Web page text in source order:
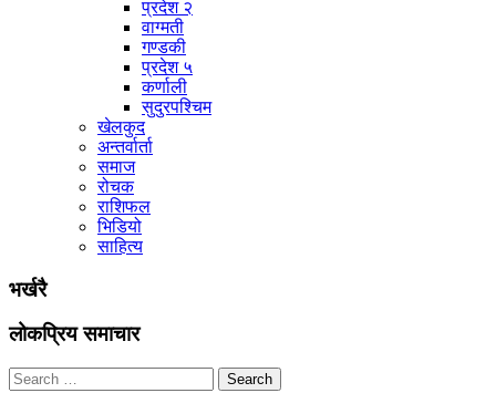
प्रदेश २
वाग्मती
गण्डकी
प्रदेश ५
कर्णाली
सुदुरपश्चिम
खेलकुद
अन्तर्वार्ता
समाज
रोचक
राशिफल
भिडियो
साहित्य
भर्खरै
लोकप्रिय समाचार
Search